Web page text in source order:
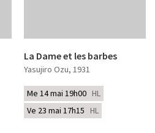
La Dame et les barbes
Yasujiro Ozu, 1931
Me 14 mai 19h00 HL
Ve 23 mai 17h15 HL